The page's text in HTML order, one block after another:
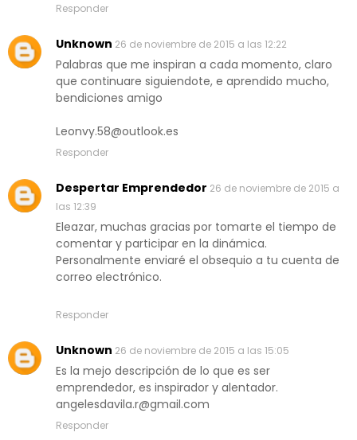
Responder
Unknown 26 de noviembre de 2015 a las 12:22
Palabras que me inspiran a cada momento, claro
que continuare siguiendote, e aprendido mucho,
bendiciones amigo
Leonvy.58@outlook.es
Responder
Despertar Emprendedor 26 de noviembre de 2015 a
las 12:39
Eleazar, muchas gracias por tomarte el tiempo de
comentar y participar en la dinámica.
Personalmente enviaré el obsequio a tu cuenta de
correo electrónico.
Responder
Unknown 26 de noviembre de 2015 a las 15:05
Es la mejo descripción de lo que es ser
emprendedor, es inspirador y alentador.
angelesdavila.r@gmail.com
Responder